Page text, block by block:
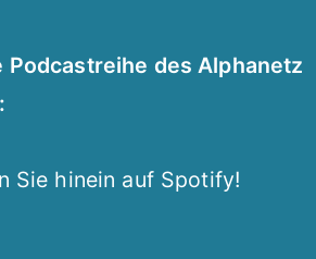
Podcastreihe des Alphanetz
Sie hinein auf Spotify!